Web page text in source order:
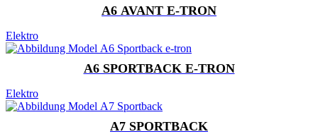
A6 AVANT E-TRON
Elektro
A6 SPORTBACK E-TRON
Elektro
A7 SPORTBACK